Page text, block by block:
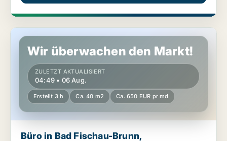
Büro in Bad Fischau-Brunn, Niederösterreich
Wir überwachen den Markt!
ZULETZT AKTUALISIERT
04:49 • 06 Aug.
Erstellt 3 h Ca. 40 m2 Ca. 650 EUR pr md
Büro in Bad Fischau-Brunn,